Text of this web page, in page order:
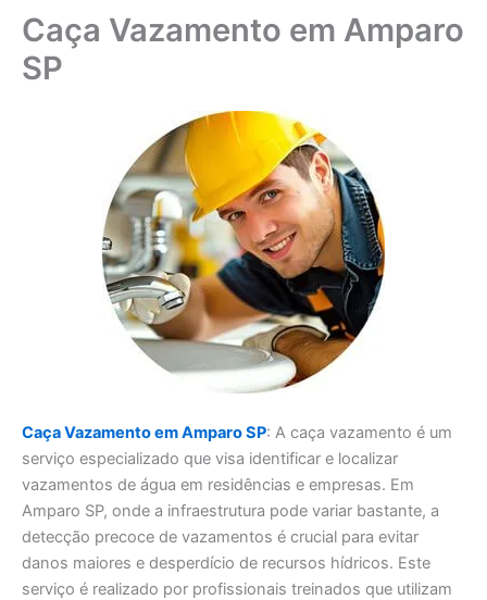
Caça Vazamento em Amparo
SP
Caça Vazamento em Amparo SP: A caça vazamento é um
serviço especializado que visa identificar e localizar
vazamentos de água em residências e empresas. Em
Amparo SP, onde a infraestrutura pode variar bastante, a
detecção precoce de vazamentos é crucial para evitar
danos maiores e desperdício de recursos hídricos. Este
serviço é realizado por profissionais treinados que utilizam